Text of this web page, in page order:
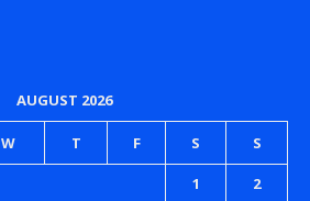
AUGUST 2026
W T F S S
1
2